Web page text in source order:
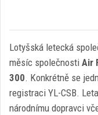
Lotyšská letecká
měsíc společnosti Air
300. Konkrétně se
registraci YL-CSB.
národnímu dopravci